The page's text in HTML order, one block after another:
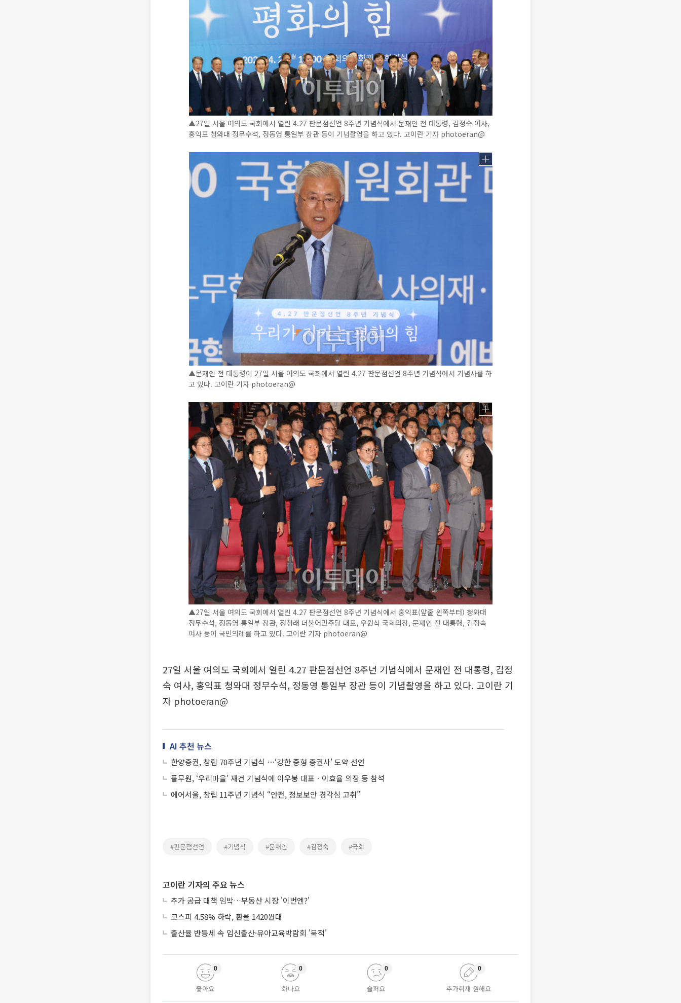
▲27일 서울 여의도 국회에서 열린 4.27 판문점선언 8주년 기념식에서 문재인 전 대통령, 김정숙 여사,
홍익표 청와대 정무수석, 정동영 통일부 장관 등이 기념촬영을 하고 있다. 고이란 기자 photoeran@
▲문재인 전 대통령이 27일 서울 여의도 국회에서 열린 4.27 판문점선언 8주년 기념식에서 기념사를 하
고 있다. 고이란 기자 photoeran@
▲27일 서울 여의도 국회에서 열린 4.27 판문점선언 8주년 기념식에서 홍익표(앞줄 왼쪽부터) 청와대
정무수석, 정동영 통일부 장관, 정청래 더불어민주당 대표, 우원식 국회의장, 문재인 전 대통령, 김정숙
여사 등이 국민의례를 하고 있다. 고이란 기자 photoeran@
27일 서울 여의도 국회에서 열린 4.27 판문점선언 8주년 기념식에서 문재인 전 대통령, 김정
숙 여사, 홍익표 청와대 정무수석, 정동영 통일부 장관 등이 기념촬영을 하고 있다. 고이란 기
자 photoeran@
AI 추천 뉴스
한양증권, 창립 70주년 기념식 ⋯‘강한 중형 증권사’ 도약 선언
풀무원, ‘우리마을’ 재건 기념식에 이우봉 대표ㆍ이효율 의장 등 참석
에어서울, 창립 11주년 기념식 “안전, 정보보안 경각심 고취”
#판문점선언 #기념식 #문재인 #김정숙 #국회
고이란 기자의 주요 뉴스
추가 공급 대책 임박…부동산 시장 '이번엔?'
코스피 4.58% 하락, 환율 1420원대
출산율 반등세 속 임신출산·유아교육박람회 '북적'
좋아요
0
화나요
0
슬퍼요
0
추가취재 원해요
0